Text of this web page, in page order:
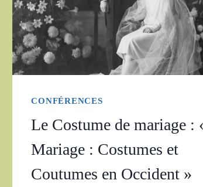
CONFÉRENCES
Le Costume de mariage :
Mariage : Costumes et
Coutumes en Occident »